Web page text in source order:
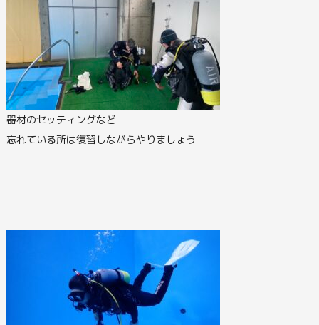
器材のセッティングなど
忘れている所は復習しながらやりましょう